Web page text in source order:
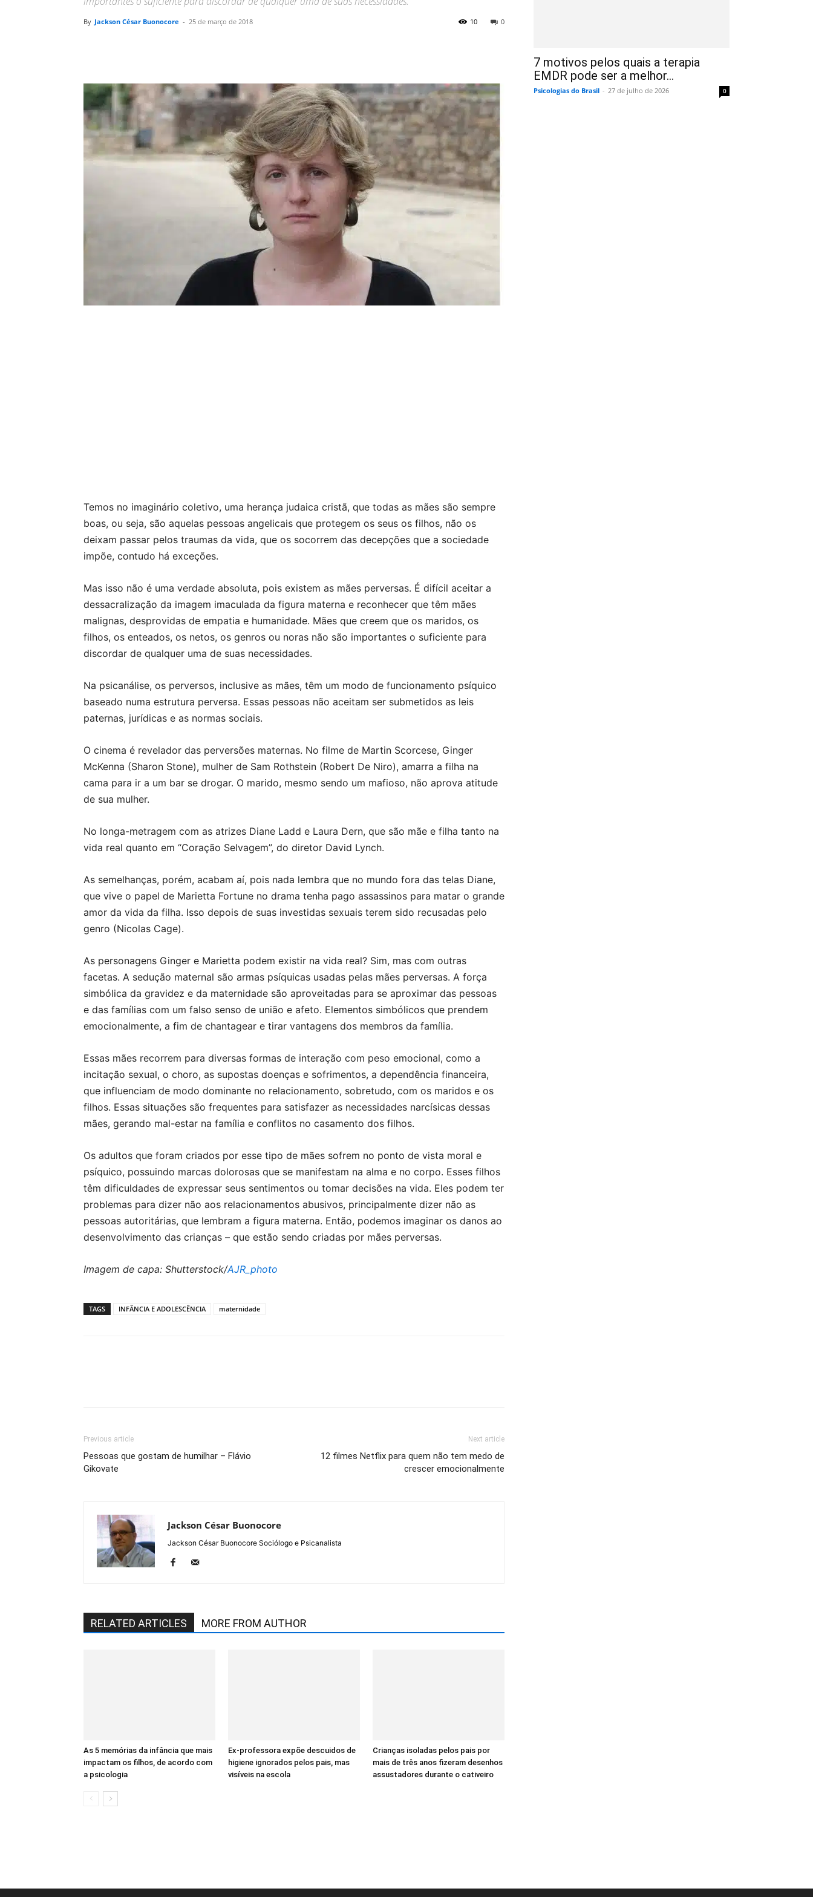
By Jackson César Buonocore - 25 de março de 2018 0
10
Temos no imaginário coletivo, uma herança judaica cristã, que todas as mães são sempre
boas, ou seja, são aquelas pessoas angelicais que protegem os seus os filhos, não os
deixam passar pelos traumas da vida, que os socorrem das decepções que a sociedade
impõe, contudo há exceções.
Mas isso não é uma verdade absoluta, pois existem as mães perversas. É difícil aceitar a
dessacralização da imagem imaculada da figura materna e reconhecer que têm mães
malignas, desprovidas de empatia e humanidade. Mães que creem que os maridos, os
filhos, os enteados, os netos, os genros ou noras não são importantes o suficiente para
discordar de qualquer uma de suas necessidades.
Na psicanálise, os perversos, inclusive as mães, têm um modo de funcionamento psíquico
baseado numa estrutura perversa. Essas pessoas não aceitam ser submetidos as leis
paternas, jurídicas e as normas sociais.
O cinema é revelador das perversões maternas. No filme de Martin Scorcese, Ginger
McKenna (Sharon Stone), mulher de Sam Rothstein (Robert De Niro), amarra a filha na
cama para ir a um bar se drogar. O marido, mesmo sendo um mafioso, não aprova atitude
de sua mulher.
No longa-metragem com as atrizes Diane Ladd e Laura Dern, que são mãe e filha tanto na
vida real quanto em “Coração Selvagem”, do diretor David Lynch.
As semelhanças, porém, acabam aí, pois nada lembra que no mundo fora das telas Diane,
que vive o papel de Marietta Fortune no drama tenha pago assassinos para matar o grande
amor da vida da filha. Isso depois de suas investidas sexuais terem sido recusadas pelo
genro (Nicolas Cage).
As personagens Ginger e Marietta podem existir na vida real? Sim, mas com outras
facetas. A sedução maternal são armas psíquicas usadas pelas mães perversas. A força
simbólica da gravidez e da maternidade são aproveitadas para se aproximar das pessoas
e das famílias com um falso senso de união e afeto. Elementos simbólicos que prendem
emocionalmente, a fim de chantagear e tirar vantagens dos membros da família.
Essas mães recorrem para diversas formas de interação com peso emocional, como a
incitação sexual, o choro, as supostas doenças e sofrimentos, a dependência financeira,
que influenciam de modo dominante no relacionamento, sobretudo, com os maridos e os
filhos. Essas situações são frequentes para satisfazer as necessidades narcísicas dessas
mães, gerando mal-estar na família e conflitos no casamento dos filhos.
Os adultos que foram criados por esse tipo de mães sofrem no ponto de vista moral e
psíquico, possuindo marcas dolorosas que se manifestam na alma e no corpo. Esses filhos
têm dificuldades de expressar seus sentimentos ou tomar decisões na vida. Eles podem ter
problemas para dizer não aos relacionamentos abusivos, principalmente dizer não as
pessoas autoritárias, que lembram a figura materna. Então, podemos imaginar os danos ao
desenvolvimento das crianças – que estão sendo criadas por mães perversas.
Imagem de capa: Shutterstock/AJR_photo
TAGS INFÂNCIA E ADOLESCÊNCIA maternidade
Previous article
Pessoas que gostam de humilhar – Flávio
Gikovate
Next article
12 filmes Netflix para quem não tem medo de
crescer emocionalmente
Jackson César Buonocore
Jackson César Buonocore Sociólogo e Psicanalista
RELATED ARTICLES MORE FROM AUTHOR
As 5 memórias da infância que mais
impactam os filhos, de acordo com
a psicologia
Ex-professora expõe descuidos de
higiene ignorados pelos pais, mas
visíveis na escola
Crianças isoladas pelos pais por
mais de três anos fizeram desenhos
assustadores durante o cativeiro
7 motivos pelos quais a terapia
EMDR pode ser a melhor...
Psicologias do Brasil - 27 de julho de 2026 0